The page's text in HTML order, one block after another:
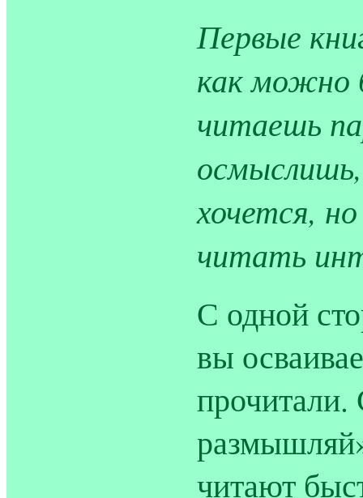
Первые
как можно
читаешь
хочется,
читать
С одной
вы
читают